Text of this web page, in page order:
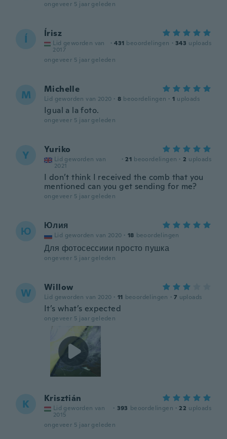
ongeveer 5 jaar geleden
Í Írisz
Lid geworden van
2017
· 431 beoordelingen · 343 uploads
ongeveer 5 jaar geleden
M Michelle
Lid geworden van 2020 · 8 beoordelingen · 1 uploads
Igual a la foto.
ongeveer 5 jaar geleden
Y Yuriko
Lid geworden van
2021
· 21 beoordelingen · 2 uploads
I don’t think I received the comb that you
mentioned can you get sending for me?
ongeveer 5 jaar geleden
Ю Юлия
Lid geworden van 2020 · 18 beoordelingen
Для фотосессиии просто пушка
ongeveer 5 jaar geleden
W Willow
Lid geworden van 2020 · 11 beoordelingen · 7 uploads
It’s what’s expected
ongeveer 5 jaar geleden
K Krisztián
Lid geworden van
2015
· 393 beoordelingen · 22 uploads
ongeveer 5 jaar geleden